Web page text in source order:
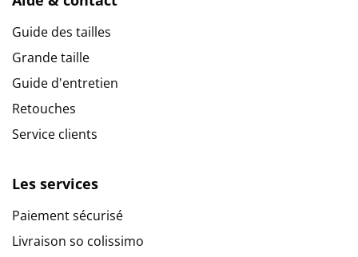
Guide des tailles
Grande taille
Guide d'entretien
Retouches
Service clients
Les services
Paiement sécurisé
Livraison so colissimo